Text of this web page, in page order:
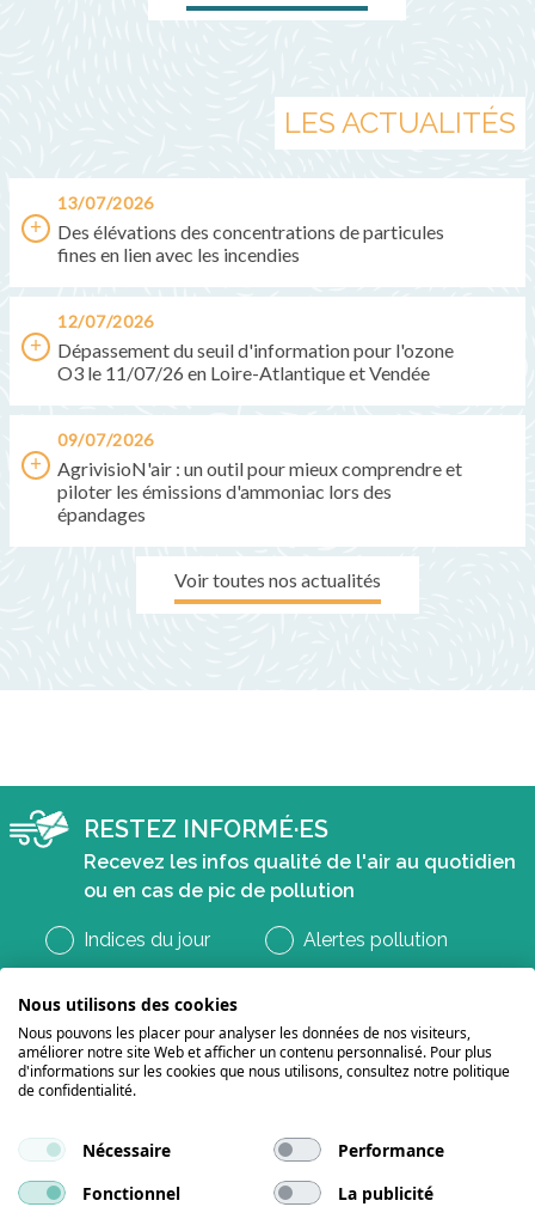
LES ACTUALITÉS
13/07/2026
Des élévations des concentrations de particules
fines en lien avec les incendies
12/07/2026
Dépassement du seuil d'information pour l'ozone
O3 le 11/07/26 en Loire-Atlantique et Vendée
09/07/2026
AgrivisioN'air : un outil pour mieux comprendre et
piloter les émissions d'ammoniac lors des
épandages
Voir toutes nos actualités
RESTEZ INFORMÉ·ES
Recevez les infos qualité de l'air au quotidien
ou en cas de pic de pollution
Indices du jour Alertes pollution
Suivez-nous sur les réseaux
Nous utilisons des cookies
Nous pouvons les placer pour analyser les données de nos visiteurs,
améliorer notre site Web et afficher un contenu personnalisé. Pour plus
d'informations sur les cookies que nous utilisons, consultez notre politique
de confidentialité.
Nécessaire
Performance
Fonctionnel
La publicité